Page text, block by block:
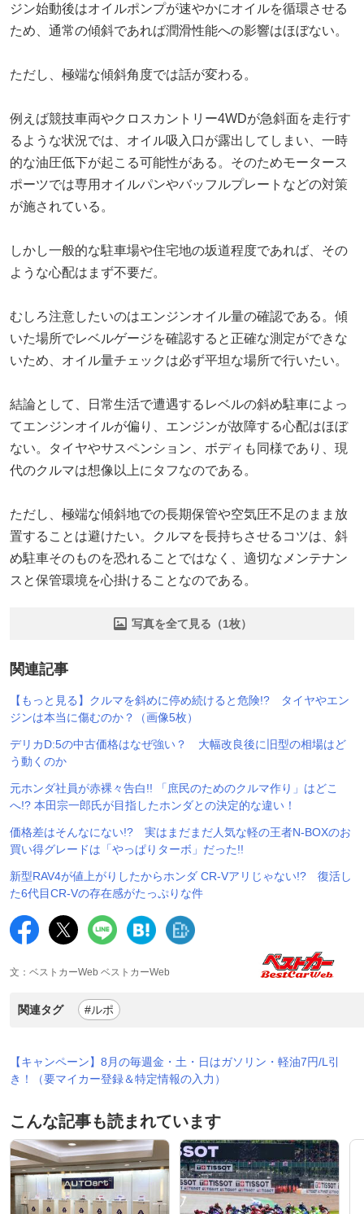
ジン始動後はオイルポンプが速やかにオイルを循環させる
ため、通常の傾斜であれば潤滑性能への影響はほぼない。
ただし、極端な傾斜角度では話が変わる。
例えば競技車両やクロスカントリー4WDが急斜面を走行す
るような状況では、オイル吸入口が露出してしまい、一時
的な油圧低下が起こる可能性がある。そのためモータース
ポーツでは専用オイルパンやバッフルプレートなどの対策
が施されている。
しかし一般的な駐車場や住宅地の坂道程度であれば、その
ような心配はまず不要だ。
むしろ注意したいのはエンジンオイル量の確認である。傾
いた場所でレベルゲージを確認すると正確な測定ができな
いため、オイル量チェックは必ず平坦な場所で行いたい。
結論として、日常生活で遭遇するレベルの斜め駐車によっ
てエンジンオイルが偏り、エンジンが故障する心配はほぼ
ない。タイヤやサスペンション、ボディも同様であり、現
代のクルマは想像以上にタフなのである。
ただし、極端な傾斜地での長期保管や空気圧不足のまま放
置することは避けたい。クルマを長持ちさせるコツは、斜
め駐車そのものを恐れることではなく、適切なメンテナン
スと保管環境を心掛けることなのである。
写真を全て見る（1枚）
関連記事
【もっと見る】クルマを斜めに停め続けると危険!? タイヤやエン
ジンは本当に傷むのか？（画像5枚）
デリカD:5の中古価格はなぜ強い？ 大幅改良後に旧型の相場はど
う動くのか
元ホンダ社員が赤裸々告白!! 「庶民のためのクルマ作り」はどこ
へ!? 本田宗一郎氏が目指したホンダとの決定的な違い！
価格差はそんなにない!? 実はまだまだ人気な軽の王者N-BOXのお
買い得グレードは「やっぱりターボ」だった!!
新型RAV4が値上がりしたからホンダ CR-Vアリじゃない!? 復活し
た6代目CR-Vの存在感がたっぷりな件
文：ベストカーWeb ベストカーWeb
関連タグ #ルポ
【キャンペーン】8月の毎週金・土・日はガソリン・軽油7円/L引
き！（要マイカー登録＆特定情報の入力）
こんな記事も読まれています